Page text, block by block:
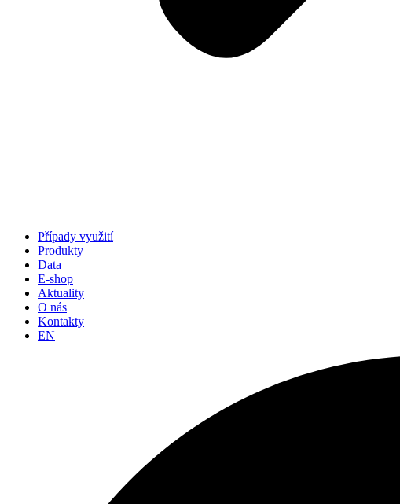
Případy využití
Produkty
Data
E-shop
Aktuality
O nás
Kontakty
EN